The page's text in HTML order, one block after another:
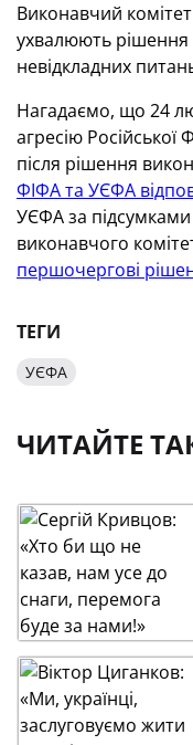
Виконавчий
ухвалюють рішення
невідкладних
Нагадаємо, що 24
агресію Російської
після рішення
ФІФА та УЄФА
УЄФА за підсумками
виконавчого
першочергові
ТЕГИ
УЄФА
ЧИТАЙТЕ